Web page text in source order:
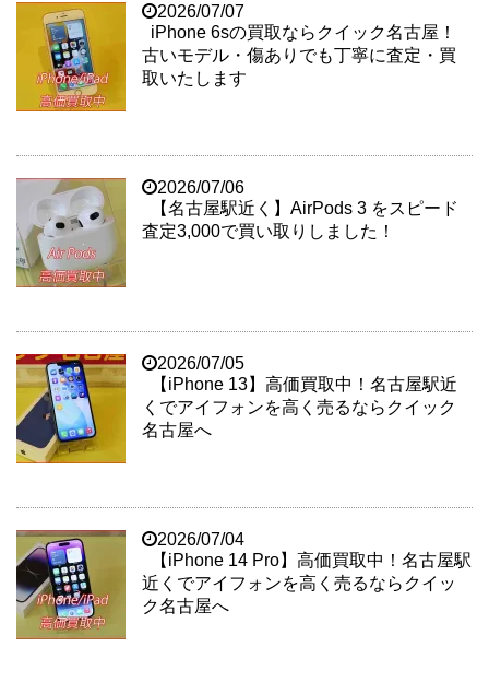
2026/07/07
iPhone 6sの買取ならクイック名古屋！
古いモデル・傷ありでも丁寧に査定・買
取いたします
2026/07/06
【名古屋駅近く】AirPods 3 をスピード
査定3,000で買い取りしました！
2026/07/05
【iPhone 13】高価買取中！名古屋駅近
くでアイフォンを高く売るならクイック
名古屋へ
2026/07/04
【iPhone 14 Pro】高価買取中！名古屋駅
近くでアイフォンを高く売るならクイッ
ク名古屋へ